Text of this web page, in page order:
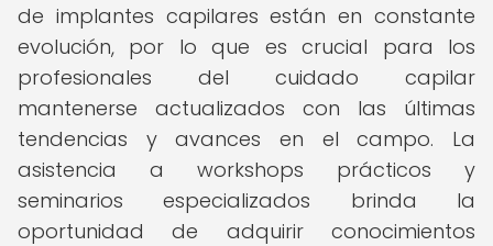
de implantes capilares están en constante
evolución, por lo que es crucial para los
profesionales del cuidado capilar
mantenerse actualizados con las últimas
tendencias y avances en el campo. La
asistencia a workshops prácticos y
seminarios especializados brinda la
oportunidad de adquirir conocimientos